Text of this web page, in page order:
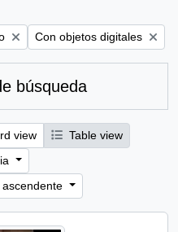
filter:Remove filter:
Con objetos digitales
búsqueda
view
Table view